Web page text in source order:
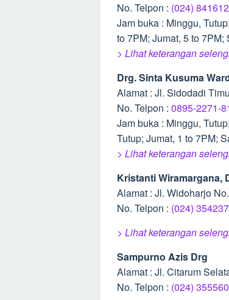
No. Telpon : (024)
Jam buka : Minggu,
to 7PM; Jumat, 5 to 7PM;
> Lihat keterangan
Drg. Sinta Kusuma
Alamat : Jl. Sidodadi
No. Telpon : 0895-2271-
Jam buka : Minggu,
Tutup; Jumat, 1 to 7PM;
> Lihat keterangan
Kristanti Wiramargana,
Alamat : Jl. Widoharjo
No. Telpon : (024)
> Lihat keterangan
Sampurno Azis Drg
Alamat : Jl. Citarum
No. Telpon : (024)